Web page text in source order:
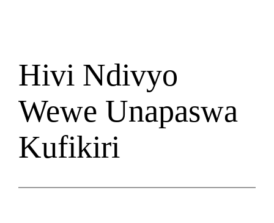
Hivi Ndivyo
Wewe Unapaswa
Kufikiri